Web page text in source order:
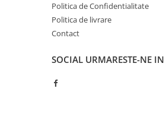
Doze si aparataj modular
Protectia Sistemelor Fotovoltaicelor
Separatoare si fuzibile de curent
Descarcatoare de curent continuu
Politica de Confidentialitate
Politica de livrare
Contact
SOCIAL URMARESTE-NE